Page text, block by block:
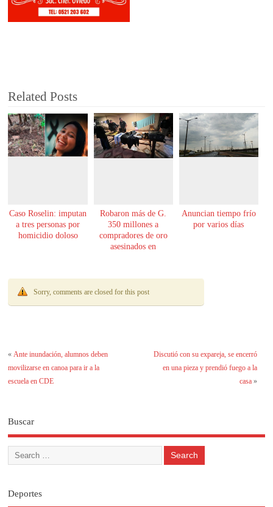
Related Posts
Caso Roselin: imputan
a tres personas por
homicidio doloso
Robaron más de G.
350 millones a
compradores de oro
asesinados en
Anuncian tiempo frío
por varios días
Sorry, comments are closed for this post
« Ante inundación, alumnos deben
movilizarse en canoa para ir a la
escuela en CDE
Discutió con su expareja, se encerró
en una pieza y prendió fuego a la
casa»
Buscar
Deportes